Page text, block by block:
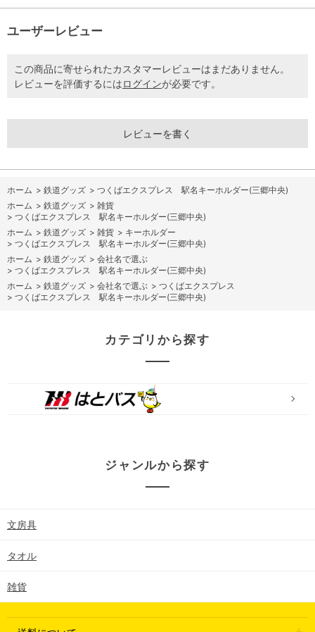
ユーザーレビュー
この商品に寄せられたカスタマーレビューはまだありません。
レビューを評価するにはログインが必要です。
レビューを書く
ホーム > 鉄道グッズ > つくばエクスプレス 駅名キーホルダー(三郷中央)
ホーム > 鉄道グッズ > 雑貨
> つくばエクスプレス 駅名キーホルダー(三郷中央)
ホーム > 鉄道グッズ > 雑貨 > キーホルダー
> つくばエクスプレス 駅名キーホルダー(三郷中央)
ホーム > 鉄道グッズ > 会社名で選ぶ
> つくばエクスプレス 駅名キーホルダー(三郷中央)
ホーム > 鉄道グッズ > 会社名で選ぶ > つくばエクスプレス
> つくばエクスプレス 駅名キーホルダー(三郷中央)
カテゴリから探す
ジャンルから探す
文房具
タオル
雑貨